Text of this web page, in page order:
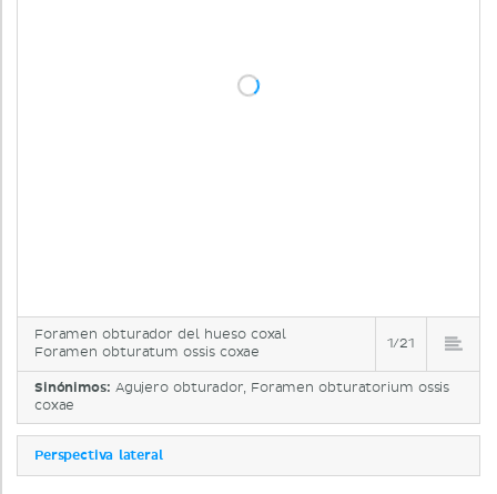
Foramen obturador del hueso coxal
Foramen obturatum ossis coxae
1/21
Sinónimos: Agujero obturador, Foramen obturatorium ossis
coxae
Perspectiva lateral